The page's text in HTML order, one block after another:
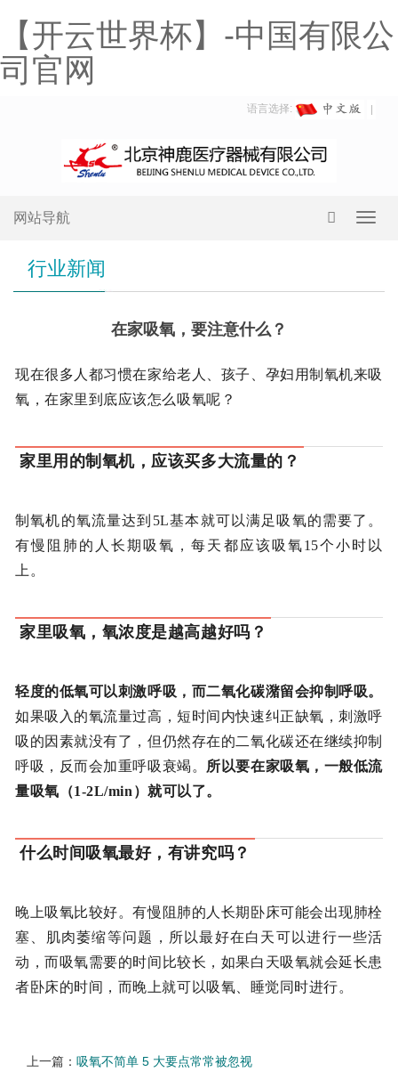
【开云世界杯】-中国有限公
司官网
语言选择:
网站导航
行业新闻
在家吸氧，要注意什么？
现在很多人都习惯在家给老人、孩子、孕妇用制氧机来吸
氧，在家里到底应该怎么吸氧呢？
家里用的制氧机，应该买多大流量的？
制氧机的氧流量达到5L基本就可以满足吸氧的需要了。
有慢阻肺的人长期吸氧，每天都应该吸氧15个小时以
上。
家里吸氧，氧浓度是越高越好吗？
轻度的低氧可以刺激呼吸，而二氧化碳潴留会抑制呼吸。
如果吸入的氧流量过高，短时间内快速纠正缺氧，刺激呼
吸的因素就没有了，但仍然存在的二氧化碳还在继续抑制
呼吸，反而会加重呼吸衰竭。
所以要在家吸氧，一般低流
量吸氧（1-2L/min）就可以了。
什么时间吸氧最好，有讲究吗？
晚上吸氧比较好。有慢阻肺的人长期卧床可能会出现肺栓
塞、肌肉萎缩等问题，所以最好在白天可以进行一些活
动，而吸氧需要的时间比较长，如果白天吸氧就会延长患
者卧床的时间，而晚上就可以吸氧、睡觉同时进行。
上一篇： 吸氧不简单 5 大要点常常被忽视